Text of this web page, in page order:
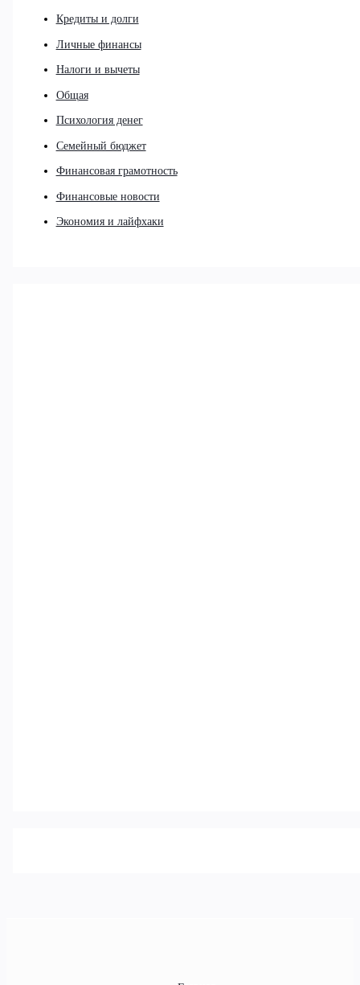
Кредиты и долги
Личные финансы
Налоги и вычеты
Общая
Психология денег
Семейный бюджет
Финансовая грамотность
Финансовые новости
Экономия и лайфхаки